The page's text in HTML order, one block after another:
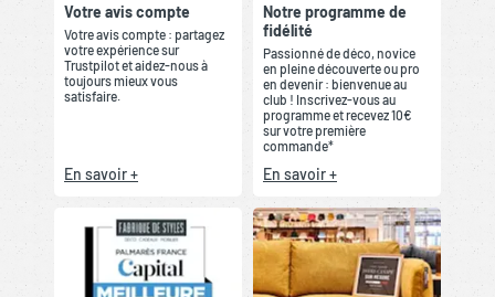
Votre avis compte
Votre avis compte : partagez
votre expérience sur
Trustpilot et aidez-nous à
toujours mieux vous
satisfaire.
En savoir +
Notre programme de
fidélité
Passionné de déco, novice
en pleine découverte ou pro
en devenir : bienvenue au
club ! Inscrivez-vous au
programme et recevez 10€
sur votre première
commande*
En savoir +